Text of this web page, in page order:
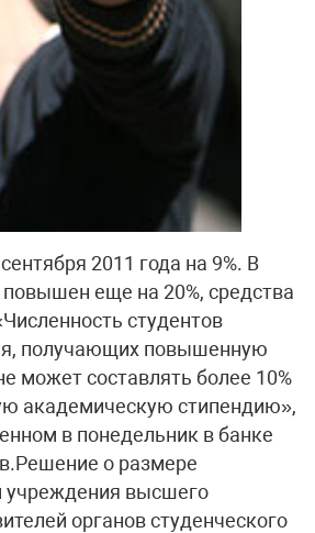
2011 года на 9%. В
еще на 20%, средства
студентов
получающих повышенную
может составлять более 10%
академическую стипендию»,
в понедельник в банке
о размере
учреждения высшего
органов студенческого